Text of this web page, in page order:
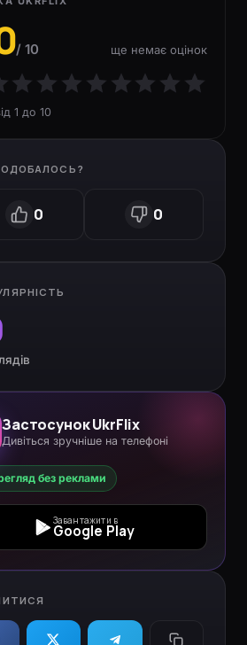
/ 10 ще немає оцінок
1 до 10
0 0
Застосунок UkrFlix
Дивіться зручніше на телефоні
без реклами
Завантажити в
Google Play